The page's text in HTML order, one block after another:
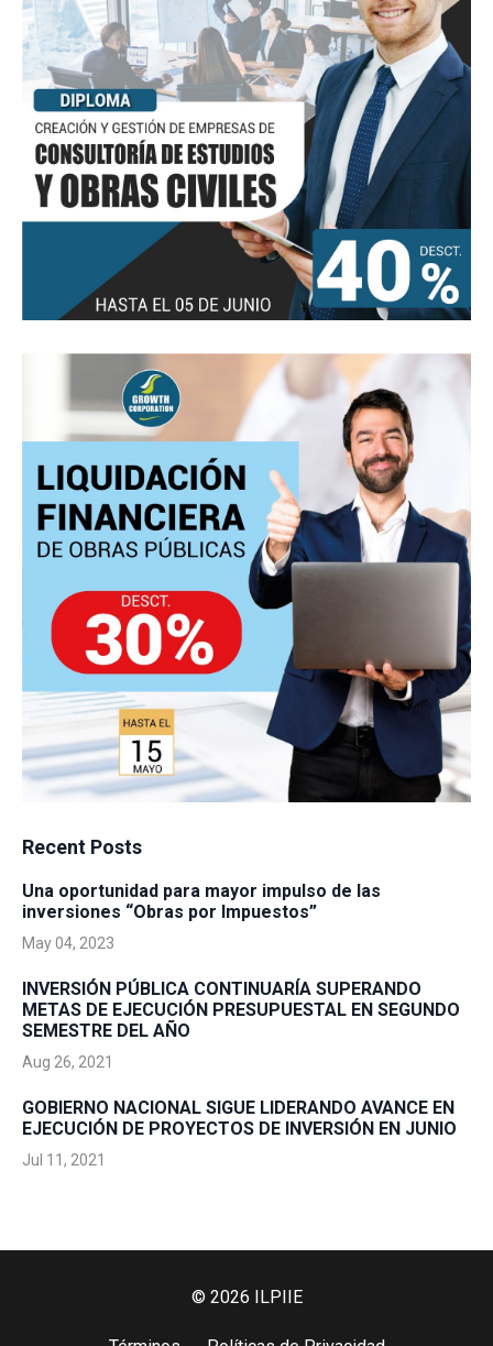
Recent Posts
Una oportunidad para mayor impulso de las
inversiones “Obras por Impuestos”
May 04, 2023
INVERSIÓN PÚBLICA CONTINUARÍA SUPERANDO
METAS DE EJECUCIÓN PRESUPUESTAL EN SEGUNDO
SEMESTRE DEL AÑO
Aug 26, 2021
GOBIERNO NACIONAL SIGUE LIDERANDO AVANCE EN
EJECUCIÓN DE PROYECTOS DE INVERSIÓN EN JUNIO
Jul 11, 2021
© 2026 ILPIIE